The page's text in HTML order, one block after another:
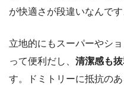
が快適さが段違いなんです
立地的にもスーパーやシ
って便利だし、 清潔感も
す。ドミトリーに抵抗の